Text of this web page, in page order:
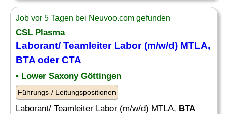
Job vor 5 Tagen bei Neuvoo.com gefunden
CSL Plasma
Laborant/ Teamleiter Labor (m/w/d) MTLA,
BTA oder CTA
• Lower Saxony Göttingen
Führungs-/ Leitungspositionen
Laborant/ Teamleiter Labor (m/w/d) MTLA, BTA